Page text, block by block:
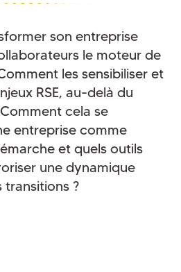
son entreprise
le moteur de
les sensibiliser et
RSE, au-delà du
cela se
entreprise comme
et quels outils
une dynamique
?